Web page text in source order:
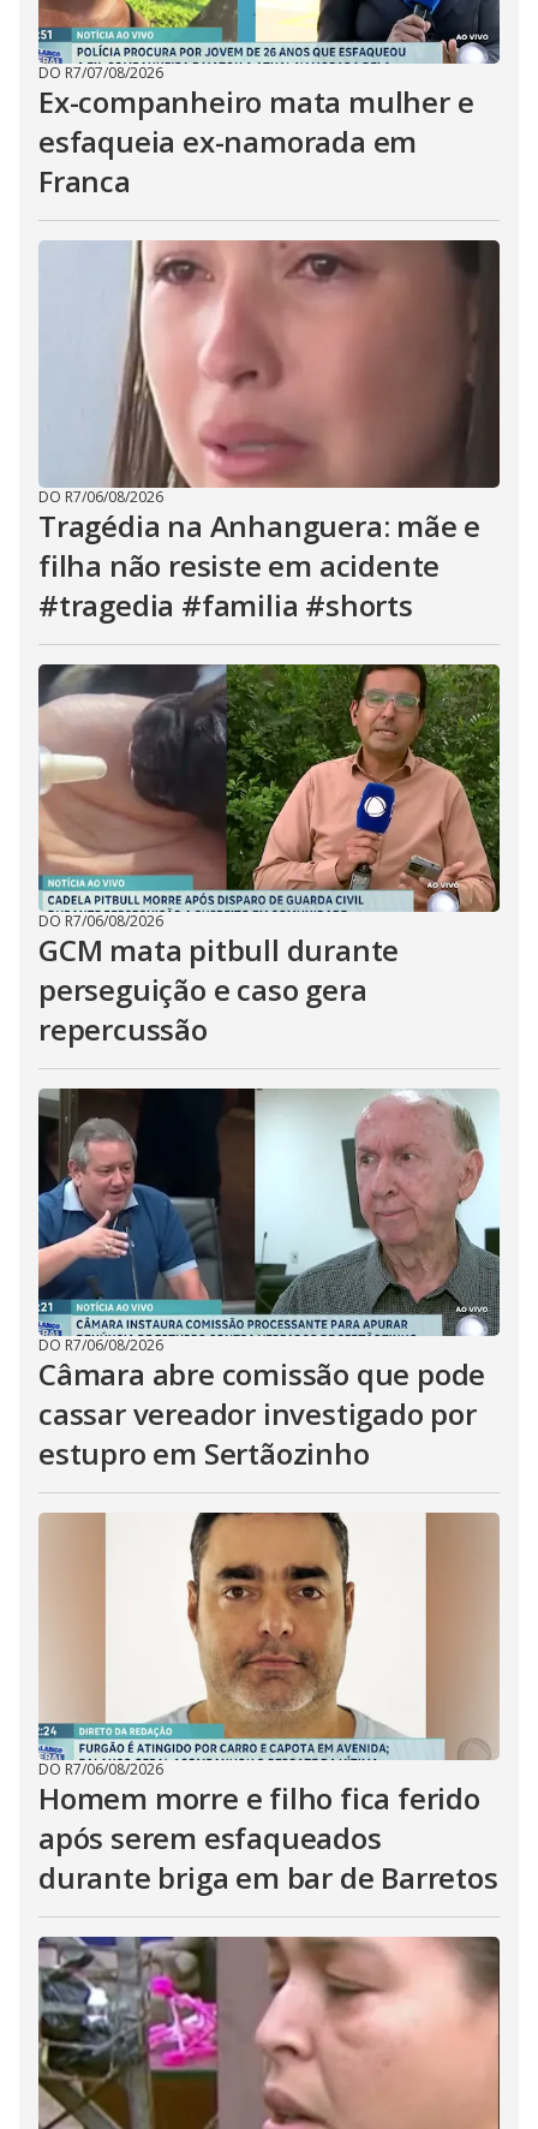
DO R7/07/08/2026
Ex-companheiro mata mulher e
esfaqueia ex-namorada em
Franca
DO R7/06/08/2026
Tragédia na Anhanguera: mãe e
filha não resiste em acidente
#tragedia #familia #shorts
DO R7/06/08/2026
GCM mata pitbull durante
perseguição e caso gera
repercussão
DO R7/06/08/2026
Câmara abre comissão que pode
cassar vereador investigado por
estupro em Sertãozinho
DO R7/06/08/2026
Homem morre e filho fica ferido
após serem esfaqueados
durante briga em bar de Barretos